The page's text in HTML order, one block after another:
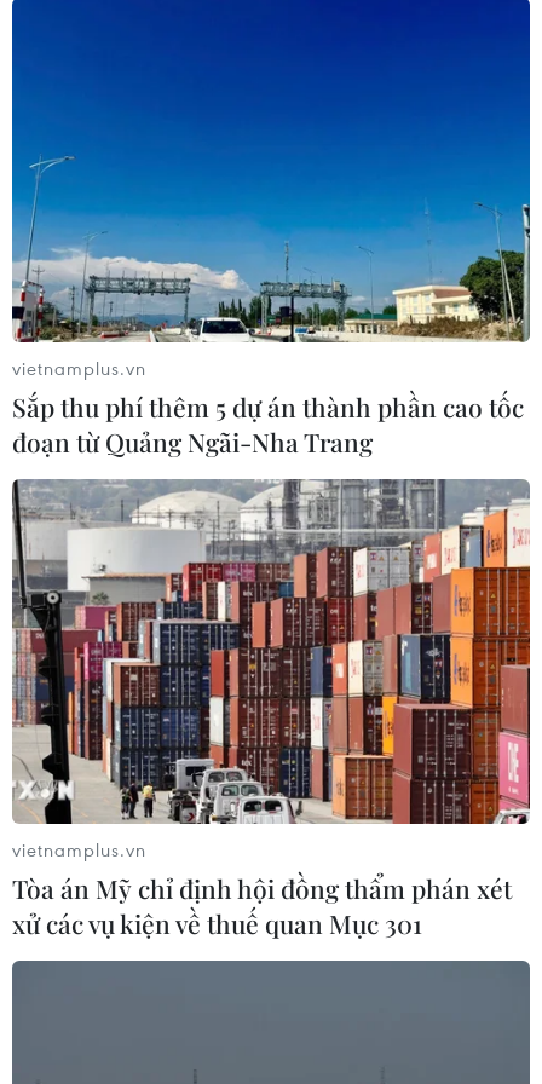
(Vietnam+)
#U16 Việt Nam #U16 Australia #U16 châu Á
Theo dõi VietnamPlus
TIN LIÊN QUAN
vietnamplus.vn
Sắp thu phí thêm 5 dự án thành phần cao tốc
đoạn từ Quảng Ngãi-Nha Trang
vietnamplus.vn
Tòa án Mỹ chỉ định hội đồng thẩm phán xét
xử các vụ kiện về thuế quan Mục 301